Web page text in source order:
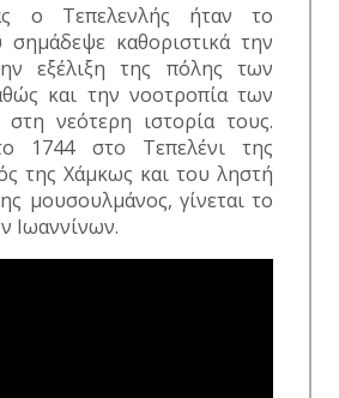
ο Τεπελενλής ήταν το
καθοριστικά την
εξέλιξη της πόλης των
και την νοοτροπία των
νεότερη ιστορία τους.
1744 στο Τεπελένι της
της Χάμκως και του ληστή
μουσουλμάνος, γίνεται το
Ιωαννίνων.